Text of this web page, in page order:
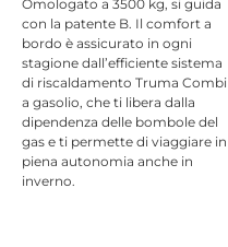
Omologato a 3500 kg, si guida
con la patente B. Il comfort a
bordo è assicurato in ogni
stagione dall’efficiente sistema
di riscaldamento Truma Combi
a gasolio, che ti libera dalla
dipendenza delle bombole del
gas e ti permette di viaggiare in
piena autonomia anche in
inverno.